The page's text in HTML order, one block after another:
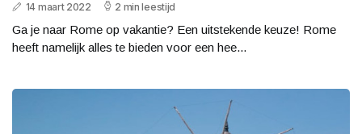
14 maart 2022 2 min leestijd
Ga je naar Rome op vakantie? Een uitstekende keuze! Rome
heeft namelijk alles te bieden voor een hee...